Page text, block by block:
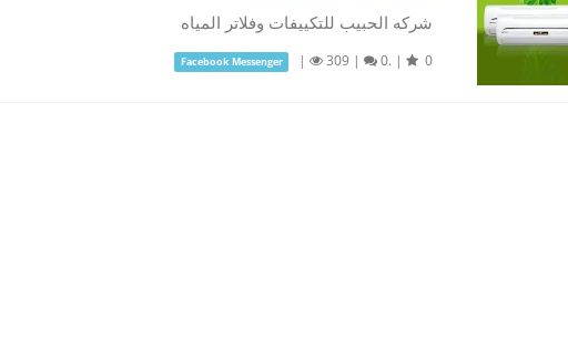
شركه الحبيب للتكييفات وفلاتر المياه
Facebook Messenger | 309 | 0. | 0